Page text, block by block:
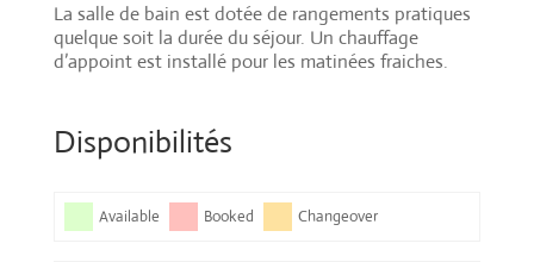
La salle de bain est dotée de rangements pratiques
quelque soit la durée du séjour. Un chauffage
d’appoint est installé pour les matinées fraiches.
Disponibilités
Available Booked Changeover